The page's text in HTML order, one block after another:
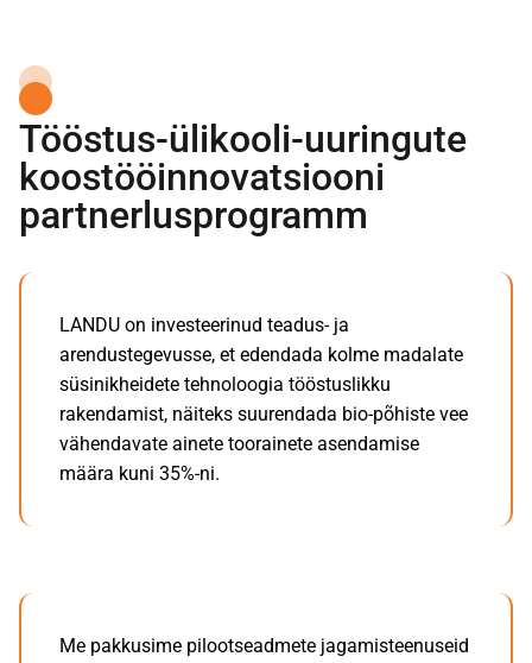
Tööstus-ülikooli-uuringute
koostööinnovatsiooni
partnerlusprogramm
LANDU on investeerinud teadus- ja
arendustegevusse, et edendada kolme madalate
süsinikheidete tehnoloogia tööstuslikku
rakendamist, näiteks suurendada bio-põhiste vee
vähendavate ainete toorainete asendamise
määra kuni 35%-ni.
Me pakkusime pilootseadmete jagamisteenuseid